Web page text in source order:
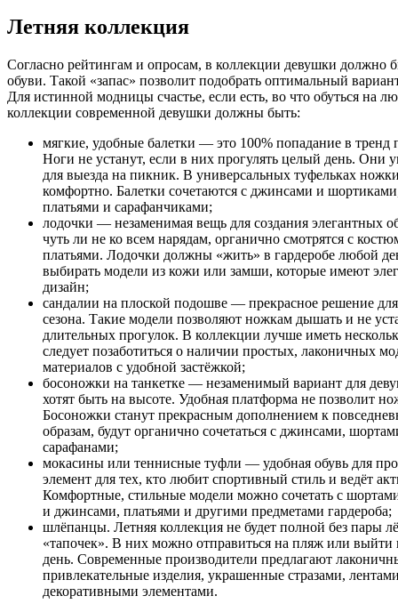
Летняя коллекция
Согласно рейтингам и опросам, в коллекции девушки должно
обуви. Такой «запас» позволит подобрать оптимальный
Для истинной модницы счастье, если есть, во что обуться на
коллекции современной девушки должны быть:
мягкие, удобные балетки — это 100% попадание в тренд
Ноги не устанут, если в них прогулять целый день. Они
для выезда на пикник. В универсальных туфельках
комфортно. Балетки сочетаются с джинсами и
платьями и сарафанчиками;
лодочки — незаменимая вещь для создания элегантных
чуть ли не ко всем нарядам, органично смотрятся с
платьями. Лодочки должны «жить» в гардеробе любой
выбирать модели из кожи или замши, которые имеют
дизайн;
сандалии на плоской подошве — прекрасное решение
сезона. Такие модели позволяют ножкам дышать и не
длительных прогулок. В коллекции лучше иметь
следует позаботиться о наличии простых, лаконичных
материалов с удобной застёжкой;
босоножки на танкетке — незаменимый вариант для
хотят быть на высоте. Удобная платформа не позволит
Босоножки станут прекрасным дополнением к
образам, будут органично сочетаться с джинсами,
сарафанами;
мокасины или теннисные туфли — удобная обувь для
элемент для тех, кто любит спортивный стиль и ведёт
Комфортные, стильные модели можно сочетать с
и джинсами, платьями и другими предметами гардероба;
шлёпанцы. Летняя коллекция не будет полной без пары
«тапочек». В них можно отправиться на пляж или выйти
день. Современные производители предлагают
привлекательные изделия, украшенные стразами,
декоративными элементами.